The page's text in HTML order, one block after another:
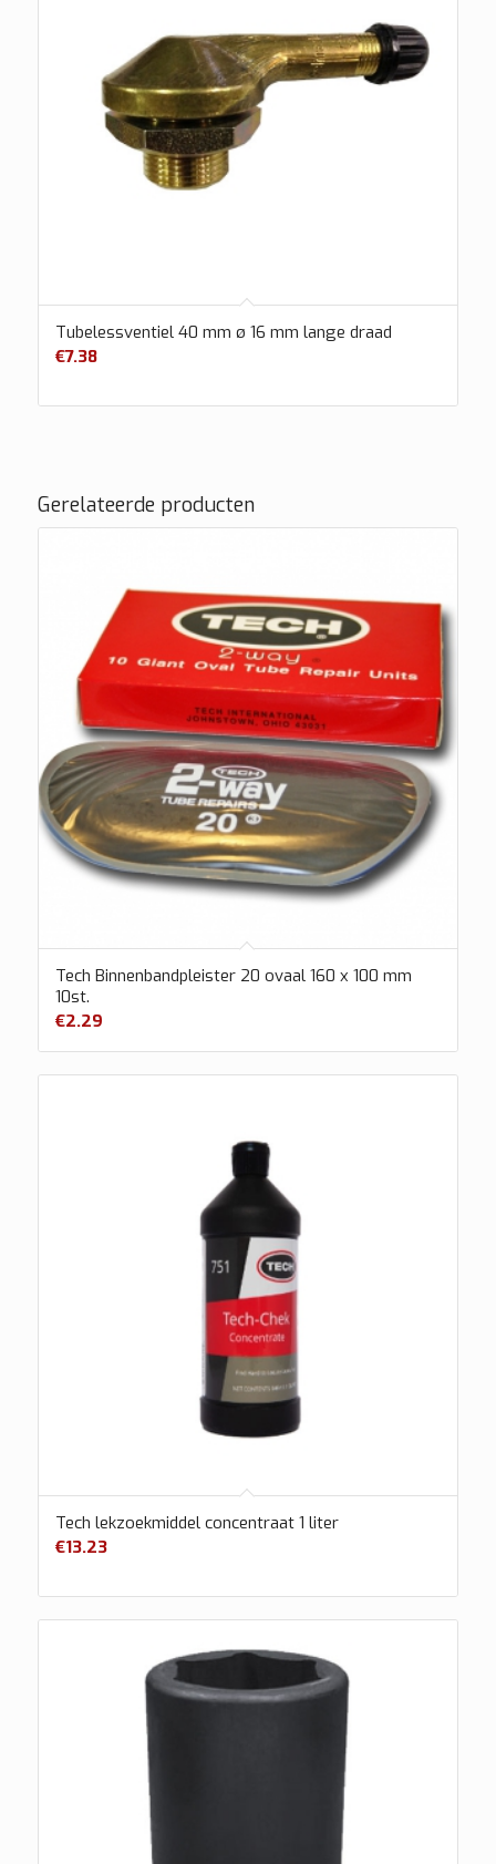
Tubelessventiel 40 mm ø 16 mm lange draad
€7.38
Gerelateerde producten
Tech Binnenbandpleister 20 ovaal 160 x 100 mm
10st.
€2.29
Tech lekzoekmiddel concentraat 1 liter
€13.23